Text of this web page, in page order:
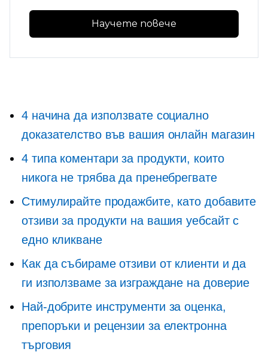
Научете повече
4 начина да използвате социално
доказателство във вашия онлайн магазин
4 типа коментари за продукти, които
никога не трябва да пренебрегвате
Стимулирайте продажбите, като добавите
отзиви за продукти на вашия уебсайт с
едно кликване
Как да събираме отзиви от клиенти и да
ги използваме за изграждане на доверие
Най-добрите инструменти за оценка,
препоръки и рецензии за електронна
търговия